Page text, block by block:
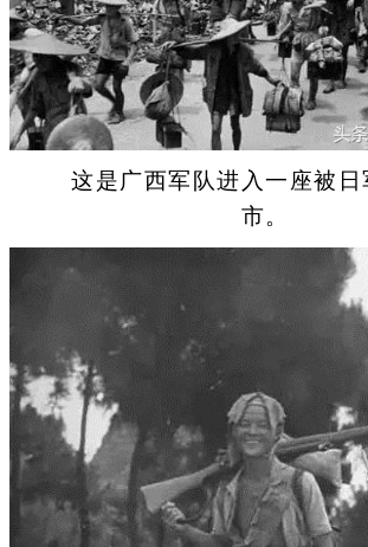
这是广西军队进入一座被日
市。